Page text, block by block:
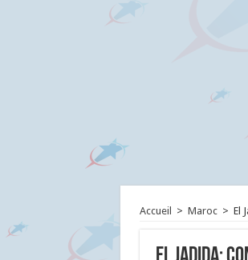
Accueil > Maroc > El